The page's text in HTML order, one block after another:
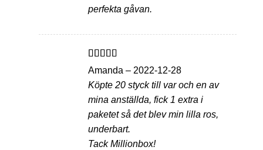
perfekta gåvan.
Betygsatt
av 5
Amanda – 2022-12-28
Köpte 20 styck till var och en av
mina anställda, fick 1 extra i
paketet så det blev min lilla ros,
underbart.
Tack Millionbox!